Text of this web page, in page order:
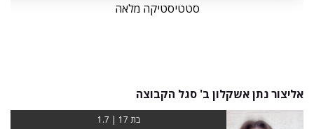
סטטיסטיקה מלאה
אליצור נתן אשקלון ב' סגל הקבוצה
בת 17 | 1.7